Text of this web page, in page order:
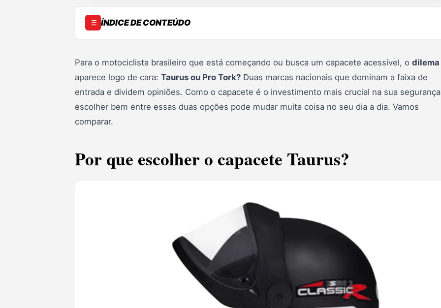
ÍNDICE DE CONTEÚDO
2. Por que escolher Taurus?
3. Por que escolher Pro Tork?
4. Tabela comparativa
Para o motociclista brasileiro que está começando ou busca um capacete acessível, o dilema
aparece logo de cara: Taurus ou Pro Tork? Duas marcas nacionais que dominam a faixa de
entrada e dividem opiniões. Como o capacete é o investimento mais crucial na sua
escolher bem entre essas duas opções pode mudar muita coisa no seu dia a dia. Vamos
comparar.
Por que escolher o capacete Taurus?